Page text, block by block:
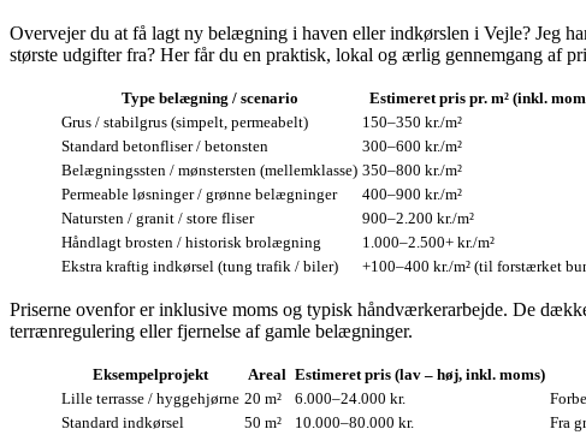
Overvejer du at få lagt ny belægning i haven eller indkørslen i Vejle? Jeg
største udgifter fra? Her får du en praktisk, lokal og ærlig gennemgang af
Type belægning / scenario Estimeret pris pr. m² (inkl.
Grus / stabilgrus (simpelt, permeabelt)
150–350 kr./m²
Standard betonfliser / betonsten
300–600 kr./m²
Belægningssten / mønstersten (mellemklasse) 350–800 kr./m²
Permeable løsninger / grønne belægninger
400–900 kr./m²
Natursten / granit / store fliser
900–2.200 kr./m²
Håndlagt brosten / historisk brolægning
1.000–2.500+ kr./m²
Ekstra kraftig indkørsel (tung trafik / biler)
+100–400 kr./m² (til forstærket
Priserne ovenfor er inklusive moms og typisk håndværkerarbejde. De
terrænregulering eller fjernelse af gamle belægninger.
Eksempelprojekt Areal Estimeret pris (lav – høj, inkl. moms)
Lille terrasse / hyggehjørne 20 m² 6.000–24.000 kr.
Standard indkørsel
50 m² 10.000–80.000 kr.
Fra